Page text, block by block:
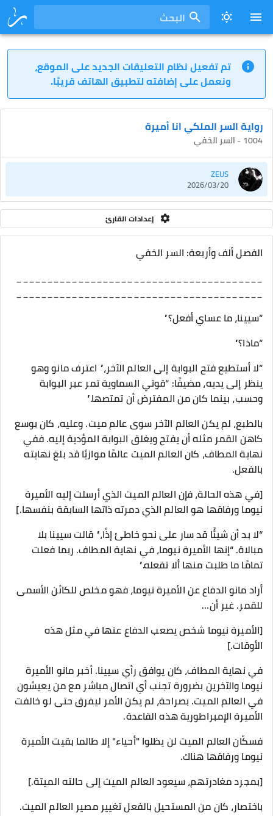
البحث
تم تفعيل نظام التعليقات الجديد على الموقع،
ونعمل على إضافته لتطبيق الهاتف قريبًا.
رواية السر الملكي انا أميرة
1004 - السر الخفي
ZEUS
2026/03/20
إعدادات القارئ
الفصل ألف وأربعة: السر الخفي
________________________________________
________________________________________
“سيينا، ما عساي أفعل؟”
“ماذا؟”
“لا أستطيع فتح البوابة إلى العالم الآخر،” اعترف مانو وهو
ينظر إلى يديه، مضيفًا: “قوتي السماوية تمر عبر البوابة
وحسب، بينما كان من المفترض أن تمتصها.”
بالطبع، لم يكن العالم الآخر سوى عالم ميت. وعليه، كان بوسع
كاهن القمر مثله أن يفتح ويغلق البوابة المؤدية إليه. ففي
نهاية المطاف، كان العالم الميت عالمًا موازيًا قد بلغ نهايته
بالفعل.
[في هذه الحالة، فإن العالم الميت الذي أرسلت إليه الأميرة
نيوما ورفاقها هو العالم الذي دمرته ذاتها السابقة بنفسها.]
“لا بد أن شيئًا قد سار على نحو خاطئ إذًا،” قالت سيينا بلا
مبالاة. “إنها الأميرة نيوما، في نهاية المطاف. ربما فعلت
تمامًا ما طلبت منها ألا تفعله.”
أراد مانو الدفاع عن الأميرة نيوما، فهو مخلص للكائن الأسمى
للقمر. غير أن…
[الأميرة نيوما شخص يصعب الدفاع عنها في مثل هذه
الأوقات.]
في نهاية المطاف، كان يوافق رأي سيينا. أخبر مانو الأميرة
نيوما والآخرين بضرورة تجنب أي اتصال مباشر مع من يعيشون
في العالم الميت. بصراحة، لم يكن الأمر ليفرق حتى لو خالفت
الأميرة الإمبراطورية هذه القاعدة.
فسكّان العالم الميت لن يظلوا "أحياء" إلا طالما بقيت الأميرة
نيوما ورفاقها هناك.
[بمجرد مغادرتهم، سيعود العالم الميت إلى حالته الميتة.]
باختصار، كان من المستحيل بالفعل تغيير مصير العالم الميت.